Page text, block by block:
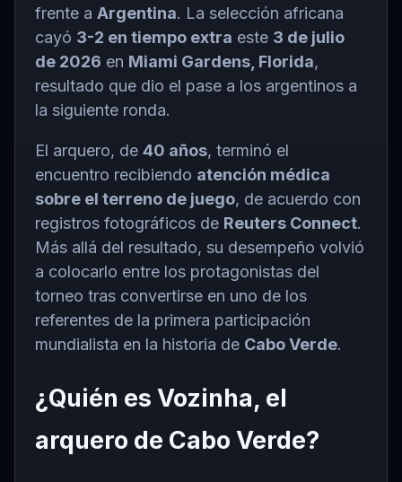
frente a Argentina. La selección africana
cayó 3-2 en tiempo extra este 3 de julio
de 2026 en Miami Gardens, Florida,
resultado que dio el pase a los argentinos a
la siguiente ronda.
El arquero, de 40 años, terminó el
encuentro recibiendo atención médica
sobre el terreno de juego, de acuerdo con
registros fotográficos de Reuters Connect.
Más allá del resultado, su desempeño volvió
a colocarlo entre los protagonistas del
torneo tras convertirse en uno de los
referentes de la primera participación
mundialista en la historia de Cabo Verde.
¿Quién es Vozinha, el
arquero de Cabo Verde?